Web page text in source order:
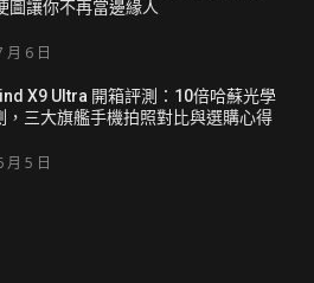
圖讓你不再當邊緣人
月 6 日
X9 Ultra 開箱評測：10倍哈蘇光學
，三大旗艦手機拍照對比與選購心得
月 5 日